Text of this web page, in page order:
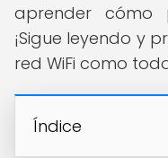
aprender cómo
¡Sigue leyendo y
red WiFi como
Índice